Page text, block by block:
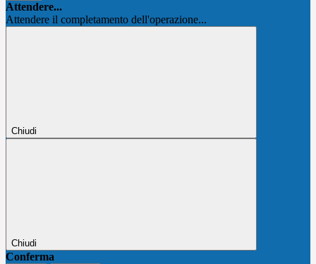
Attendere...
Attendere il completamento dell'operazione...
Chiudi
Chiudi
Conferma